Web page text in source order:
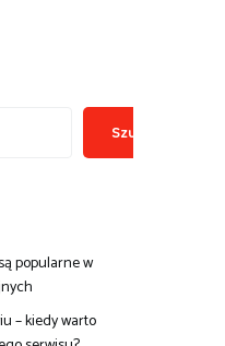
Szukaj
popularne w
– kiedy warto